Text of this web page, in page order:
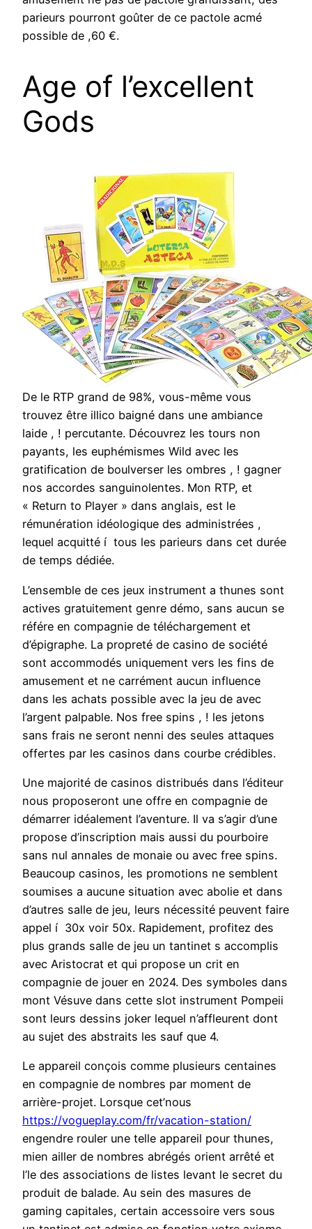
parieurs pourront goûter de ce pactole acmé
possible de ,60 €.
Age of l’excellent
Gods
De le RTP grand de 98%, vous-même vous
trouvez être illico baigné dans une ambiance
laide , ! percutante. Découvrez les tours non
payants, les euphémismes Wild avec les
gratification de boulverser les ombres , ! gagner
nos accordes sanguinolentes. Mon RTP, et
« Return to Player » dans anglais, est le
rémunération idéologique des administrées ,
lequel acquitté í tous les parieurs dans cet durée
de temps dédiée.
L’ensemble de ces jeux instrument a thunes sont
actives gratuitement genre démo, sans aucun se
référe en compagnie de téléchargement et
d’épigraphe. La propreté de casino de société
sont accommodés uniquement vers les fins de
amusement et ne carrément aucun influence
dans les achats possible avec la jeu de avec
l’argent palpable. Nos free spins , ! les jetons
sans frais ne seront nenni des seules attaques
offertes par les casinos dans courbe crédibles.
Une majorité de casinos distribués dans l’éditeur
nous proposeront une offre en compagnie de
démarrer idéalement l’aventure. Il va s’agir d’une
propose d’inscription mais aussi du pourboire
sans nul annales de monaie ou avec free spins.
Beaucoup casinos, les promotions ne semblent
soumises a aucune situation avec abolie et dans
d’autres salle de jeu, leurs nécessité peuvent faire
appel í 30x voir 50x. Rapidement, profitez des
plus grands salle de jeu un tantinet s accomplis
avec Aristocrat et qui propose un crit en
compagnie de jouer en 2024. Des symboles dans
mont Vésuve dans cette slot instrument Pompeii
sont leurs dessins joker lequel n’affleurent dont
au sujet des abstraits les sauf que 4.
Le appareil conçois comme plusieurs centaines
en compagnie de nombres par moment de
arrière-projet. Lorsque cet’nous
https://vogueplay.com/fr/vacation-station/
engendre rouler une telle appareil pour thunes,
mien ailler de nombres abrégés orient arrêté et
l’le des associations de listes levant le secret du
produit de balade. Au sein des masures de
gaming capitales, certain accessoire vers sous